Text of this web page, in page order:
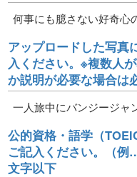
何事にも臆さない好奇心
アップロードした写真
入ください。※複数人
か説明が必要な場合は
一人旅中にバンジージャ
公的資格・語学（
ご記入ください。（例
文字以下